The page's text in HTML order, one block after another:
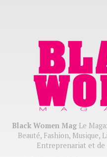
Black Women Mag Le
Beauté, Fashion, Musique,
Entreprenariat et